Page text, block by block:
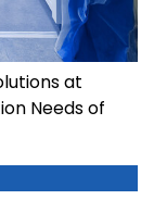
at
Needs of